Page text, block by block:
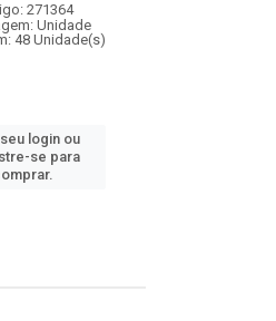
271364
Unidade
48 Unidade(s)
login ou
se para